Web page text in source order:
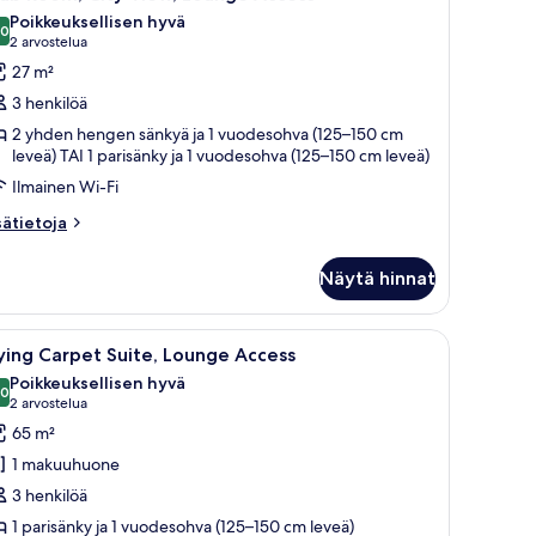
kautta 10
Poikkeuksellisen hyvä
2 arvostelua
(2
arvostelua)
27 m²
3 henkilöä
2 yhden hengen sänkyä ja 1 vuodesohva (125–150 cm
leveä) TAI 1 parisänky ja 1 vuodesohva (125–150 cm leveä)
Ilmainen Wi-Fi
Näytä hinnat
josta avautuu näkymä kaupunkiin, mukava sohva, työpöytä ja
Hotellihuone, jossa on sänky, televisio,
8 Carpet Suite, Lounge Access
kautta 10
Poikkeuksellisen hyvä
2 arvostelua
(2
arvostelua)
65 m²
1 makuuhuone
3 henkilöä
1 parisänky ja 1 vuodesohva (125–150 cm leveä)